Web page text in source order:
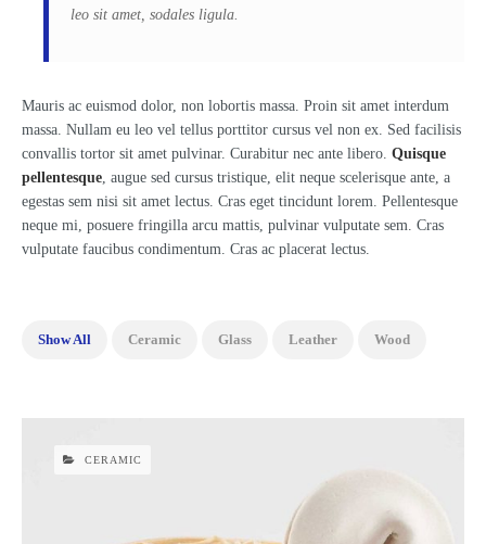
leo sit amet, sodales ligula.
Mauris ac euismod dolor, non lobortis massa. Proin sit amet interdum
massa. Nullam eu leo vel tellus porttitor cursus vel non ex. Sed facilisis
convallis tortor sit amet pulvinar. Curabitur nec ante libero. Quisque
pellentesque , augue sed cursus tristique, elit neque scelerisque ante, a
egestas sem nisi sit amet lectus. Cras eget tincidunt lorem. Pellentesque
neque mi, posuere fringilla arcu mattis, pulvinar vulputate sem. Cras
vulputate faucibus condimentum. Cras ac placerat lectus.
Show All Ceramic Glass Leather Wood
CERAMIC